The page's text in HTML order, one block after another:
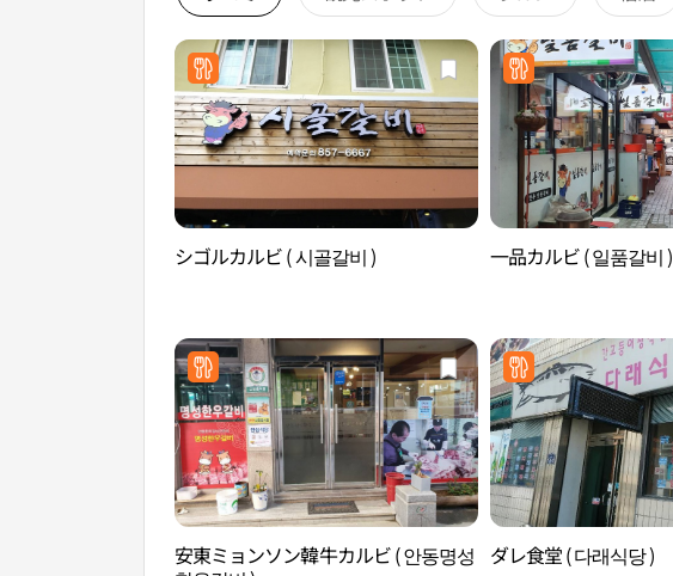
シゴルカルビ ( 시골갈비 ) 一品カルビ ( 일품갈비 )
安東ミョンソン韓牛カルビ ( 안동명성
ダレ食堂 ( 다래식당 )